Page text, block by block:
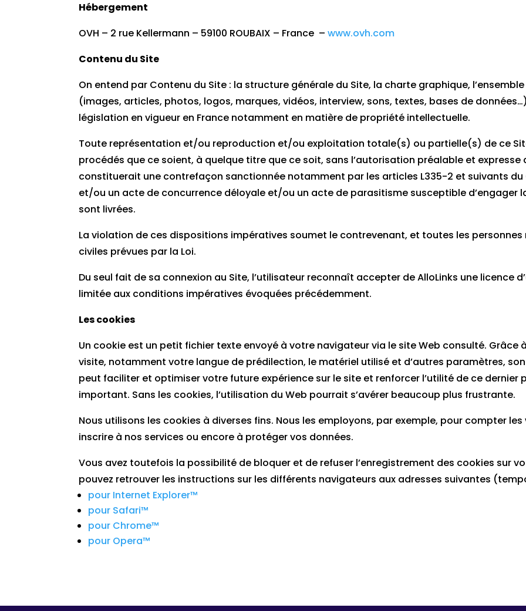
Hébergement
OVH – 2 rue Kellermann – 59100 ROUBAIX – France –www.ovh.com
Contenu du Site
On entend par Contenu du Site : la structure générale du Site, la charte graphique,
(images, articles, photos, logos, marques, vidéos, interview, sons, textes, bases de
législation en vigueur en France notamment en matière de propriété intellectuelle.
Toute représentation et/ou reproduction et/ou exploitation totale(s) ou partielle(s) de ce
procédés que ce soient, à quelque titre que ce soit, sans l’autorisation préalable et expresse
constituerait une contrefaçon sanctionnée notamment par les articles L335-2 et suivants du
et/ou un acte de concurrence déloyale et/ou un acte de parasitisme susceptible d’engager
sont livrées.
La violation de ces dispositions impératives soumet le contrevenant, et toutes les
civiles prévues par la Loi.
Du seul fait de sa connexion au Site, l’utilisateur reconnaît accepter de AlloLinks une licence
limitée aux conditions impératives évoquées précédemment.
Les cookies
Un cookie est un petit fichier texte envoyé à votre navigateur via le site Web consulté.
visite, notamment votre langue de prédilection, le matériel utilisé et d’autres paramètres,
peut faciliter et optimiser votre future expérience sur le site et renforcer l’utilité de ce dernier
important. Sans les cookies, l’utilisation du Web pourrait s’avérer beaucoup plus frustrante.
Nous utilisons les cookies à diverses fins. Nous les employons, par exemple, pour compter
inscrire à nos services ou encore à protéger vos données.
Vous avez toutefois la possibilité de bloquer et de refuser l’enregistrement des cookies sur
pouvez retrouver les instructions sur les différents navigateurs aux adresses suivantes
pour Internet Explorer™
pour Safari™
pour Chrome™
pour Opera™